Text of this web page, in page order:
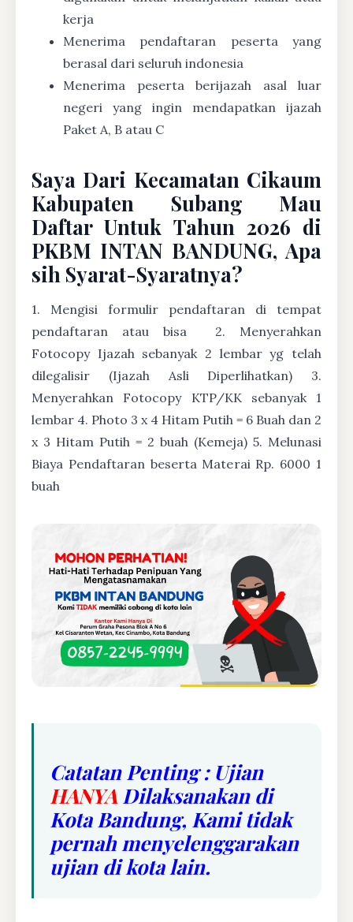
kerja
Menerima pendaftaran peserta yang
berasal dari seluruh indonesia
Menerima peserta berijazah asal luar
negeri yang ingin mendapatkan ijazah
Paket A, B atau C
Saya Dari Kecamatan Cikaum
Kabupaten Subang Mau
Daftar Untuk Tahun 2026 di
PKBM INTAN BANDUNG, Apa
sih Syarat-Syaratnya?
1. Mengisi formulir pendaftaran di tempat
pendaftaran atau bisa
2. Menyerahkan
Fotocopy Ijazah sebanyak 2 lembar yg telah
dilegalisir (Ijazah Asli Diperlihatkan) 3.
Menyerahkan Fotocopy KTP/KK sebanyak 1
lembar 4. Photo 3 x 4 Hitam Putih = 6 Buah dan 2
x 3 Hitam Putih = 2 buah (Kemeja) 5. Melunasi
Biaya Pendaftaran beserta Materai Rp. 6000 1
buah
Catatan Penting : Ujian
HANYA Dilaksanakan di
Kota Bandung, Kami tidak
pernah menyelenggarakan
ujian di kota lain.